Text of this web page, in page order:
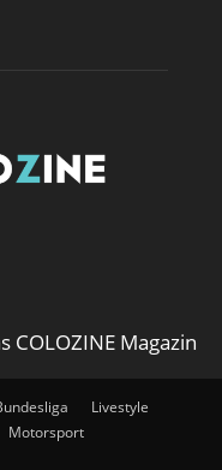
Magazin
Livestyle
Motorsport